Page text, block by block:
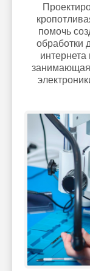
помочь
обработки